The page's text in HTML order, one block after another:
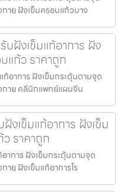
กาย ฝังเข็มครอบแก้วบาง
ฝังเข็มแก้อาการ ฝัง
แก้ว ราคาถูก
อาการ ฝังเข็มกระตุ้นตามจุด
กาย คลีนิกแพทย์แผนจีน
งเข็มแก้อาการ ฝังเข็ม
ราคาถูก
าการ ฝังเข็มกระตุ้นตามจุด
าย ฝังเข็มแก้อาการโร